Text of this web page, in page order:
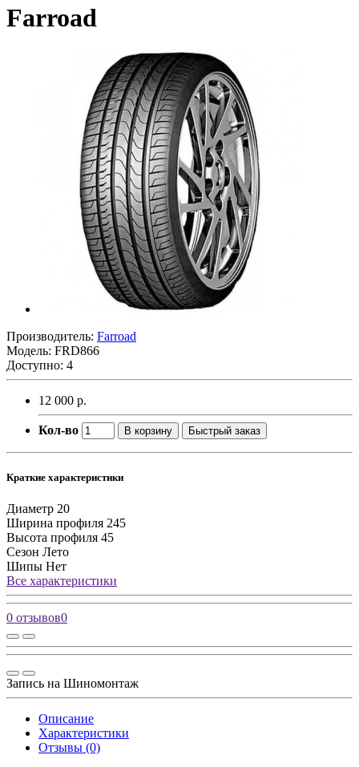
Farroad
Производитель: Farroad
Модель: FRD866
Доступно: 4
12 000 р.
Кол-во В корзину Быстрый заказ
Краткие характеристики
Диаметр 20
Ширина профиля 245
Высота профиля 45
Сезон Лето
Шипы Нет
Все характеристики
0 отзывов0
Запись на Шиномонтаж
Описание
Характеристики
Отзывы (0)